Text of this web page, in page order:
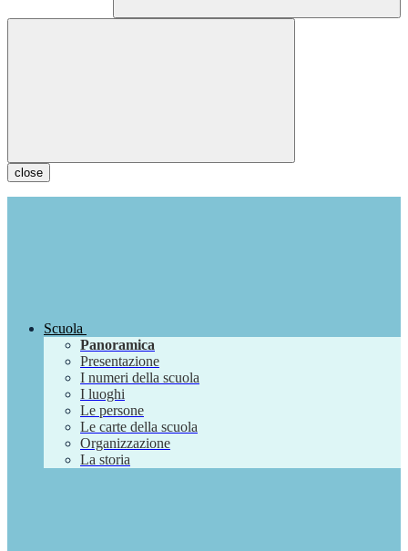
close
Scuola
Panoramica
Presentazione
I numeri della scuola
I luoghi
Le persone
Le carte della scuola
Organizzazione
La storia